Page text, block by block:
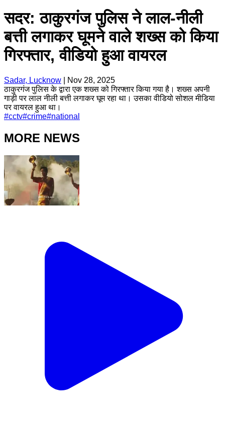
सदर: ठाकुरगंज पुलिस ने लाल-नीली
बत्ती लगाकर घूमने वाले शख्स को किया
गिरफ्तार, वीडियो हुआ वायरल
Sadar, Lucknow
Nov 28, 2025
ठाकुरगंज पुलिस के द्वारा एक शख्स को गिरफ्तार किया गया है। शख्स अपनी
गाड़ी पर लाल नीली बत्ती लगाकर घूम रहा था। उसका वीडियो सोशल मीडिया
पर वायरल हुआ था।
#cctv#crime#national
MORE NEWS